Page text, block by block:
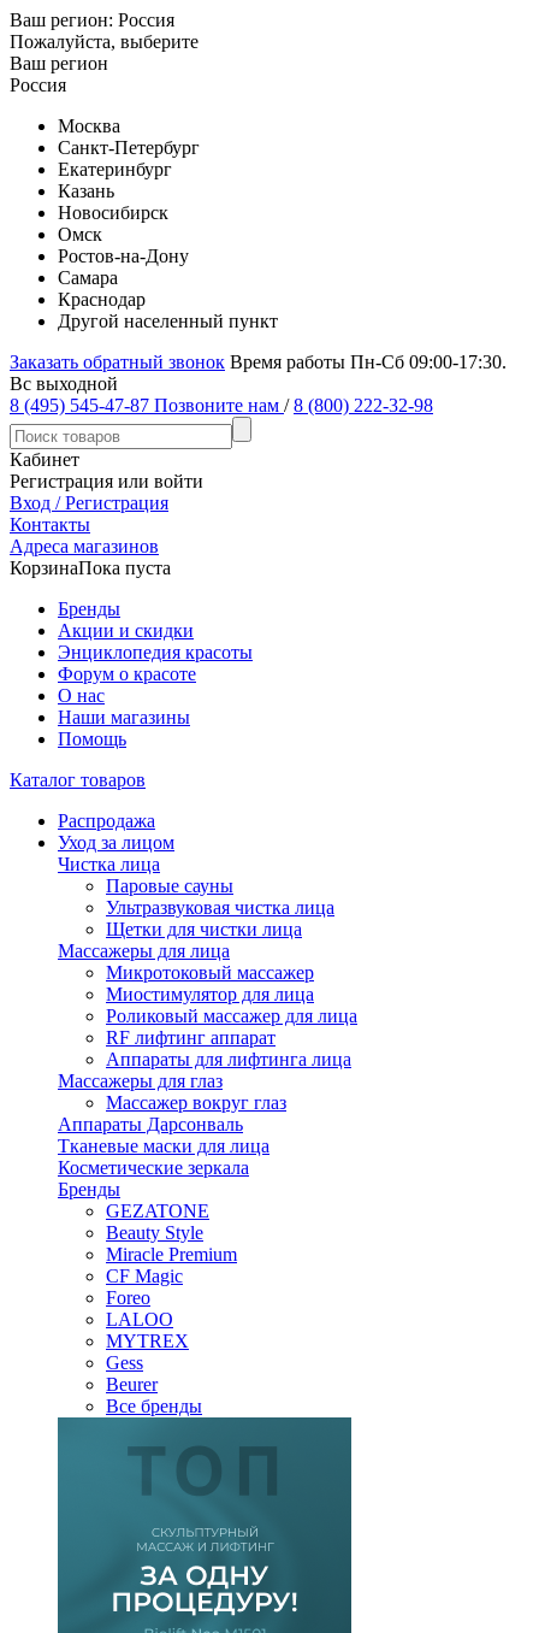
Ваш регион: Россия
Пожалуйста, выберите
Ваш регион
Россия
Москва
Санкт-Петербург
Екатеринбург
Казань
Новосибирск
Омск
Ростов-на-Дону
Самара
Краснодар
Другой населенный пункт
Заказать обратный звонок Время работы Пн-Сб 09:00-17:30.
Вс выходной
8 (495) 545-47-87 Позвоните нам / 8 (800) 222-32-98
Кабинет
Регистрация или войти
Вход / Регистрация
Контакты
Адреса магазинов
КорзинаПока пуста
Бренды
Акции и скидки
Энциклопедия красоты
Форум о красоте
О нас
Наши магазины
Помощь
Каталог товаров
Распродажа
Уход за лицом
Чистка лица
Паровые сауны
Ультразвуковая чистка лица
Щетки для чистки лица
Массажеры для лица
Микротоковый массажер
Миостимулятор для лица
Роликовый массажер для лица
RF лифтинг аппарат
Аппараты для лифтинга лица
Массажеры для глаз
Массажер вокруг глаз
Аппараты Дарсонваль
Тканевые маски для лица
Косметические зеркала
Бренды
GEZATONE
Beauty Style
Miracle Premium
CF Magic
Foreo
LALOO
MYTREX
Gess
Beurer
Все бренды